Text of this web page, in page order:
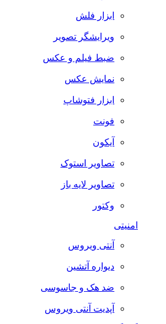
ابزار فلش
ویرایشگر تصویر
ضبط فيلم و عكس
نمایش عکس
ابزار فتوشاپ
فونت
آیکون
تصاویر استوک
تصاویر لایه باز
وکتور
آنتی ویروس
دیواره آتشین
ضد هک و جاسوسی
آپدیت آنتی ویروس